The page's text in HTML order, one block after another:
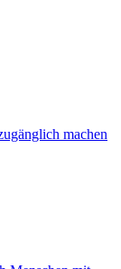
machen